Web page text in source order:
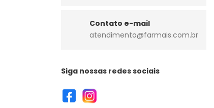
Contato e-mail
atendimento@farmais.com.br
Siga nossas redes sociais